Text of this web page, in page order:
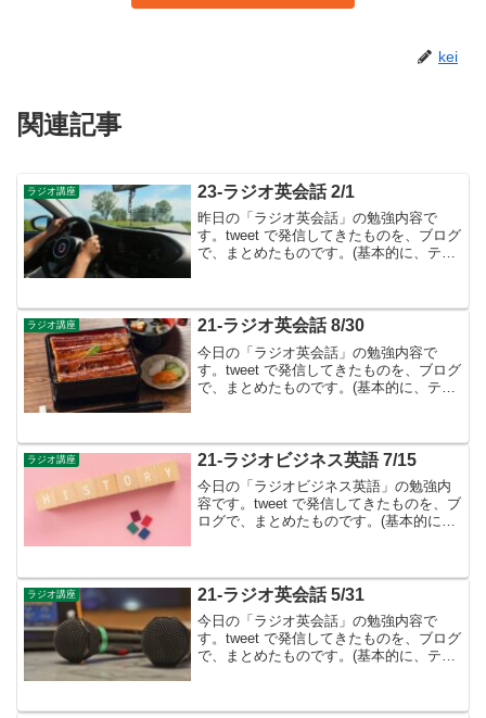
kei
関連記事
ラジオ講座 23-ラジオ英会話 2/1
昨日の「ラジオ英会話」の勉強内容で
す。tweet で発信してきたものを、ブログ
で、まとめたものです。(基本的に、テキ
を作る👉２月は、1月に引き続き接続詞
ついて学習しま...
ラジオ講座 21-ラジオ英会話 8/30
今日の「ラジオ英会話」の勉強内容で
す。tweet で発信してきたものを、ブログ
で、まとめたものです。(基本的に、テキ
則」によっ...
ラジオ講座 21-ラジオビジネス英語 7/15
今日の「ラジオビジネス英語」の勉強内
容です。tweet で発信してきたものを、ブ
ログで、まとめたものです。(基本的に、
ラジオ講座 21-ラジオ英会話 5/31
今日の「ラジオ英会話」の勉強内容で
す。tweet で発信してきたものを、ブログ
で、まとめたものです。(基本的に、テキ
詞・動詞-ing形▶︎英語は「配置の言葉」...